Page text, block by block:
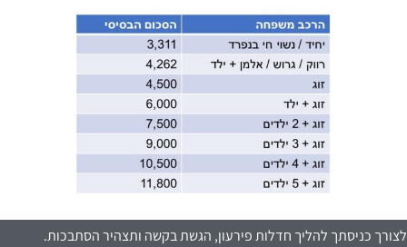
לצורך כניסתך להליך חדלות פירעון, הגשת בקשה ותצהיר הסתבכות.